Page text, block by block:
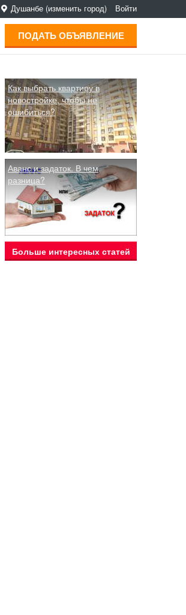
Душанбе (изменить город) Войти
ПОДАТЬ ОБЪЯВЛЕНИЕ
Как выбрать квартиру в
новостройке, чтобы не
ошибиться?
Аванс и задаток. В чем
разница?
Больше интересных статей